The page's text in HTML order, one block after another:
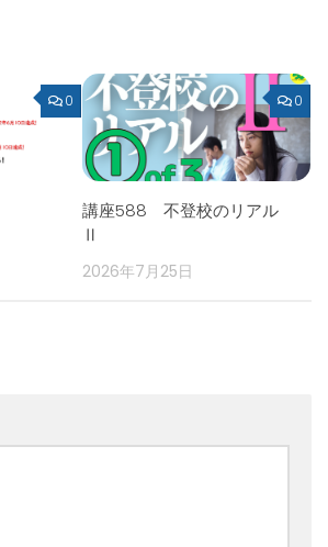
0 0
講座588 不登校のリアル
Ⅱ
2026年7月25日